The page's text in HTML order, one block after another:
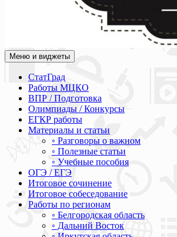
Академия СОВА
Подготовка к ЕГЭ, ОГЭ, ВПР, МЦКО,
Меню и виджеты
СтатГрад
Работы МЦКО
ВПР / Подготовка
Олимпиады / Конкурсы
ЕГКР работы
Материалы и статьи
◦ Разговоры о важном
◦ Полезные статьи
◦ Учебные пособия
ОГЭ / ЕГЭ
Итоговое сочинение
Итоговое собеседование
Работы по регионам
◦ Белгородская область
◦ Дальний Восток